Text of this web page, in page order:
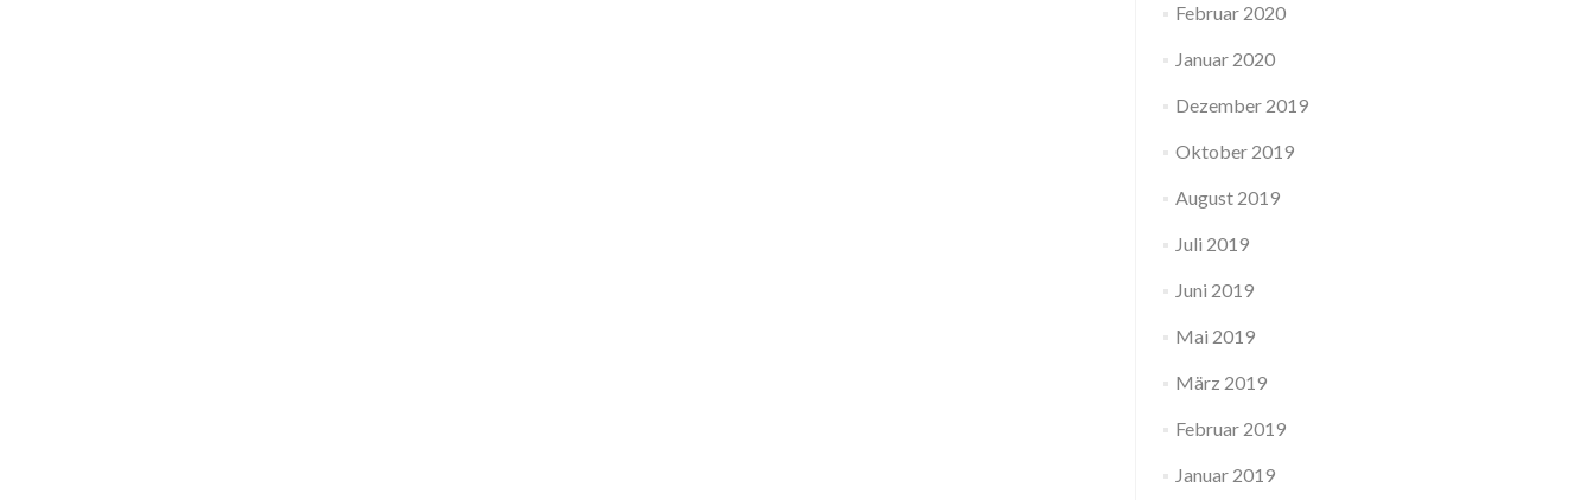
Februar 2020
Januar 2020
Dezember 2019
Oktober 2019
August 2019
Juli 2019
Juni 2019
Mai 2019
März 2019
Februar 2019
Januar 2019